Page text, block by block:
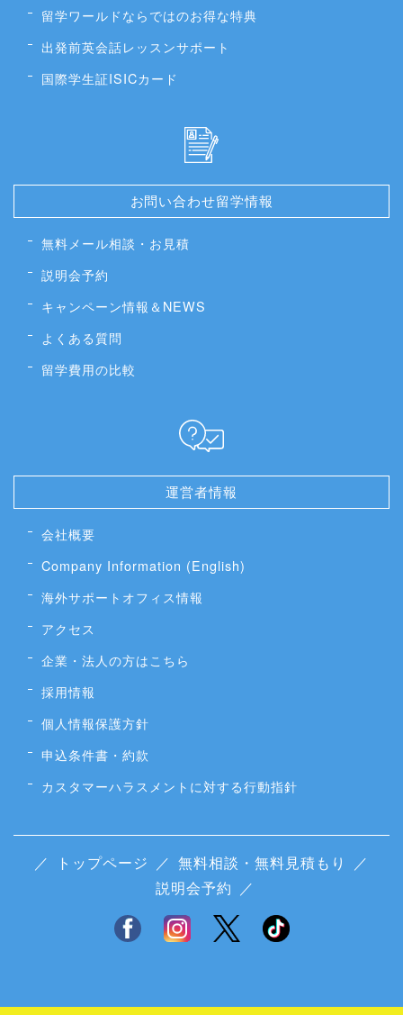
留学ワールドならではのお得な特典
出発前英会話レッスンサポート
国際学生証ISICカード
お問い合わせ留学情報
無料メール相談・お見積
説明会予約
キャンペーン情報＆NEWS
よくある質問
留学費用の比較
運営者情報
会社概要
Company Information (English)
海外サポートオフィス情報
アクセス
企業・法人の方はこちら
採用情報
個人情報保護方針
申込条件書・約款
カスタマーハラスメントに対する行動指針
／ トップページ ／ 無料相談・無料見積もり
／
説明会予約 ／